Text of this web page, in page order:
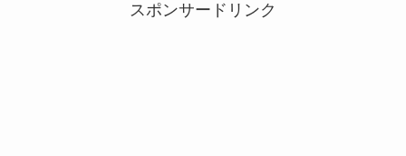
スポンサードリンク